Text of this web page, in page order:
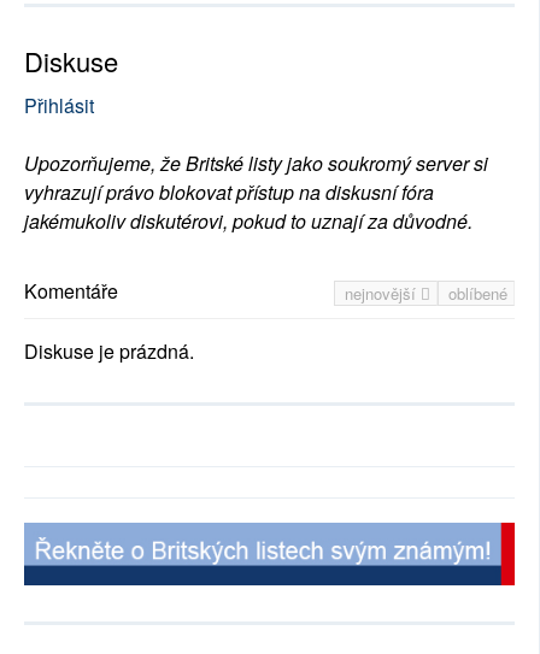
Diskuse
Přihlásit
Upozorňujeme, že Britské listy jako soukromý server si
vyhrazují právo blokovat přístup na diskusní fóra
jakémukoliv diskutérovi, pokud to uznají za důvodné.
nejnovější oblíbené
Komentáře
Diskuse je prázdná.